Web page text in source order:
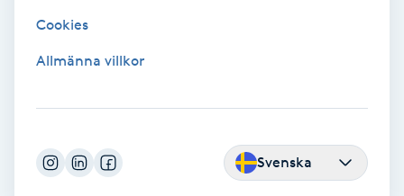
Cookies
Allmänna villkor
Svenska